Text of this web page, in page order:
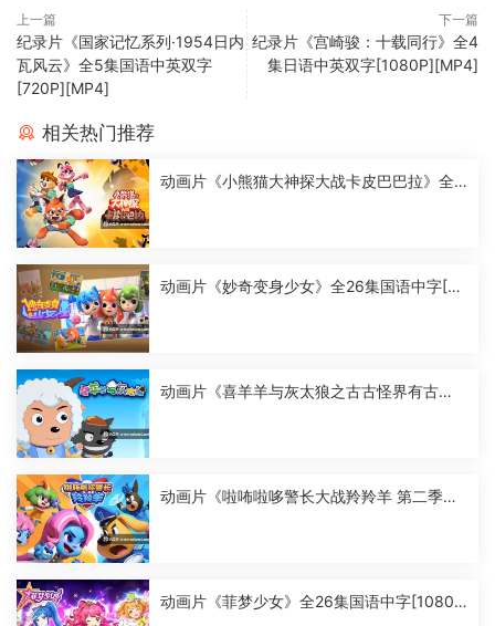
上一篇
纪录片《国家记忆系列·1954日内
瓦风云》全5集国语中英双字
[720P][MP4]
下一篇
纪录片《宫崎骏：十载同行》全4
集日语中英双字[1080P][MP4]
相关热门推荐
动画片《小熊猫大神探大战卡皮巴巴拉》全2
动画片《妙奇变身少女》全26集国语中字[10
动画片《喜羊羊与灰太狼之古古怪界有古
动画片《啦咘啦哆警长大战羚羚羊 第二季》
动画片《菲梦少女》全26集国语中字[1080